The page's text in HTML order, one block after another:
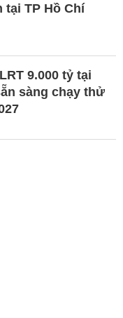
tại TP Hồ Chí
9.000 tỷ tại
sàng chạy thử